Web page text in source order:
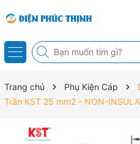
Trang chủ Phụ Kiện Cáp
Trần KST 25 mm2 - NON-